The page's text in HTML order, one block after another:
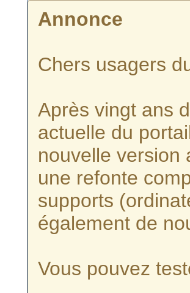
Annonce
Chers usagers
Après vingt ans
actuelle du
nouvelle version
une refonte
supports
également de
Vous pouvez